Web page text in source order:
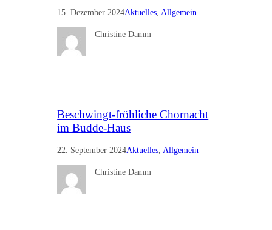
15. Dezember 2024Aktuelles Allgemein
Christine Damm
Beschwingt-fröhliche Chornacht
im Budde-Haus
22. September 2024Aktuelles, Allgemein
Christine Damm